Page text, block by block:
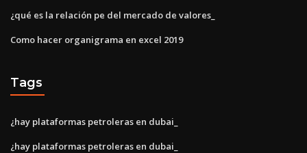
¿qué es la relación pe del mercado de valores_
Como hacer organigrama en excel 2019
Tags
¿hay plataformas petroleras en dubai_
¿hay plataformas petroleras en dubai_